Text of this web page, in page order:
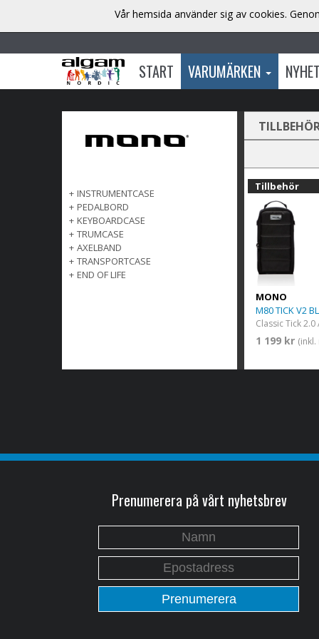
START VARUMÄRKEN
+ INSTRUMENTCASE
+ PEDALBORD
+ KEYBOARDCASE
+ TRUMCASE
+ AXELBAND
+ TRANSPORTCASE
+ END OF LIFE
Tillbehör
MONO
M80 TICK V2
1 199 kr
Prenumerera på vårt nyhetsbrev
Vår hemsida använder sig av cookies.